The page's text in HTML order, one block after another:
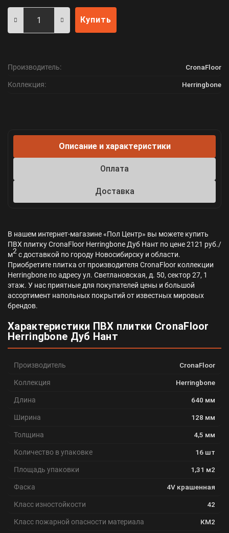
Купить
Производитель: CronaFloor
Коллекция: Herringbone
Описание и характеристики
Оплата
Доставка
В нашем интернет-магазине «Пол Центр» вы можете купить
ПВХ плитку CronaFloor Herringbone Дуб Нант по цене 2121 руб./
м2с доставкой по городу Новосибирску и области.
Приобретите плитка от производителя CronaFloor коллекции
Herringbone по адресу ул. Светлановская, д. 50, сектор 27, 1
этаж. У нас приятные для покупателей цены и большой
ассортимент напольных покрытий от известных мировых
брендов.
Характеристики ПВХ плитки CronaFloor
Herringbone Дуб Нант
Производитель CronaFloor
Коллекция Herringbone
Длина 640 мм
Ширина 128 мм
Толщина 4,5 мм
Количество в упаковке 16 шт
Площадь упаковки 1,31 м2
Фаска 4V крашенная
Класс изностойкости 42
Класс пожарной опасности материала КМ2